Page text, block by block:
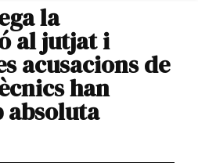
la
al jutjat i
acusacions de
han